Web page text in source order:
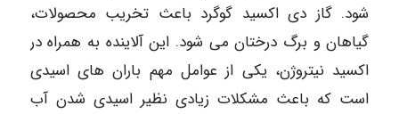
شود. گاز دی اکسید گوگرد باعث تخریب محصولات،
گیاهان و برگ درختان می شود. این آلاینده به همراه در
اکسید نیتروژن، یکی از عوامل مهم باران های اسیدی
است که باعث مشکلات زیادی نظیر اسیدی شدن آب